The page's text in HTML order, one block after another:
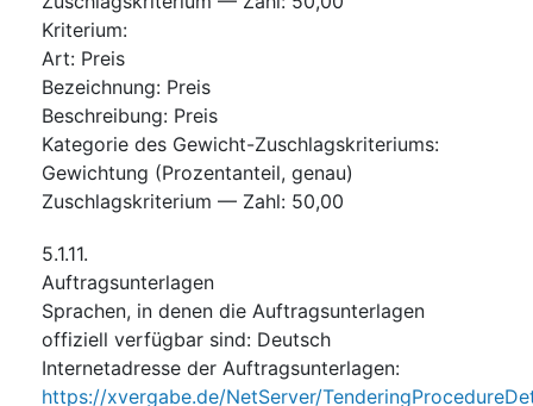
Kriterium:
Art: Preis
Bezeichnung: Preis
Beschreibung: Preis
Kategorie des Gewicht-Zuschlagskriteriums:
Gewichtung (Prozentanteil, genau)
Zuschlagskriterium — Zahl: 50,00
5.1.11.
Auftragsunterlagen
Sprachen, in denen die Auftragsunterlagen
offiziell verfügbar sind: Deutsch
Internetadresse der Auftragsunterlagen:
https://xvergabe.de/NetServer/